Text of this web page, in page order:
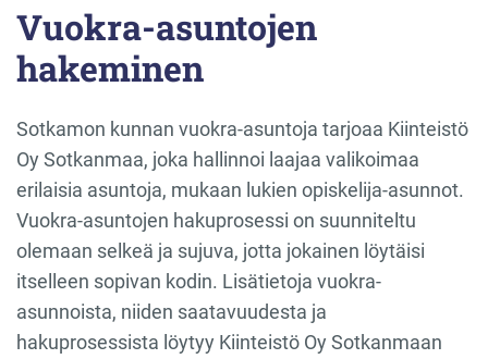
Vuokra-asuntojen
hakeminen
Sotkamon kunnan vuokra-asuntoja tarjoaa Kiinteistö
Oy Sotkanmaa, joka hallinnoi laajaa valikoimaa
erilaisia asuntoja, mukaan lukien opiskelija-asunnot.
Vuokra-asuntojen hakuprosessi on suunniteltu
olemaan selkeä ja sujuva, jotta jokainen löytäisi
itselleen sopivan kodin. Lisätietoja vuokra-
asunnoista, niiden saatavuudesta ja
hakuprosessista löytyy Kiinteistö Oy Sotkanmaan